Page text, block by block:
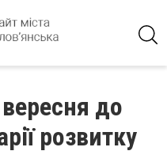
до
розвитку